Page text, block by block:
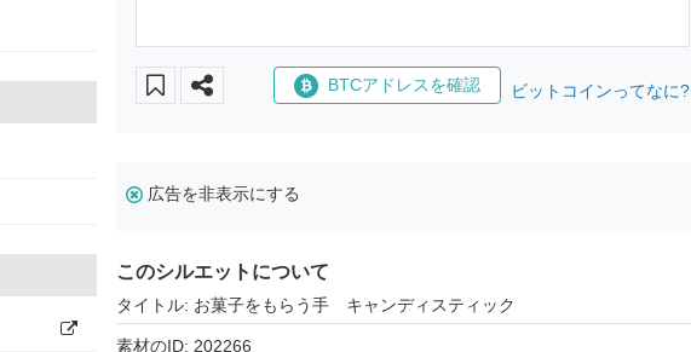
BTCアドレスを確認 ビットコインってなに?
広告を非表示にする
このシルエットについて
タイトル: お菓子をもらう手 キャンディスティック
素材のID: 202266